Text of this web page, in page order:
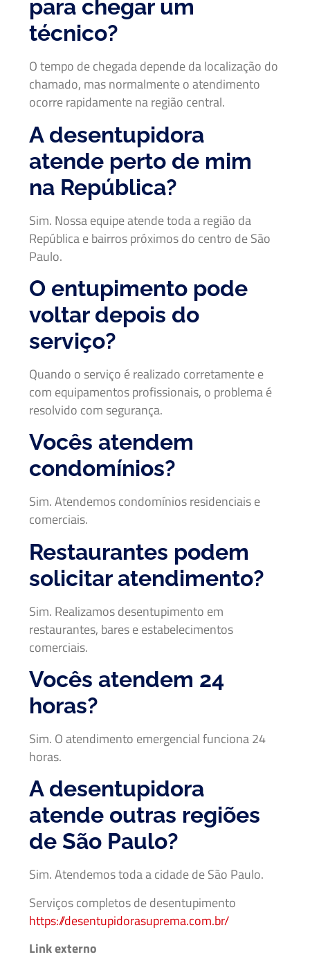
para chegar um
técnico?
O tempo de chegada depende da localização do
chamado, mas normalmente o atendimento
ocorre rapidamente na região central.
A desentupidora
atende perto de mim
na República?
Sim. Nossa equipe atende toda a região da
República e bairros próximos do centro de São
Paulo.
O entupimento pode
voltar depois do
serviço?
Quando o serviço é realizado corretamente e
com equipamentos profissionais, o problema é
resolvido com segurança.
Vocês atendem
condomínios?
Sim. Atendemos condomínios residenciais e
comerciais.
Restaurantes podem
solicitar atendimento?
Sim. Realizamos desentupimento em
restaurantes, bares e estabelecimentos
comerciais.
Vocês atendem 24
horas?
Sim. O atendimento emergencial funciona 24
horas.
A desentupidora
atende outras regiões
de São Paulo?
Sim. Atendemos toda a cidade de São Paulo.
Serviços completos de desentupimento
https://desentupidorasuprema.com.br/
Link externo